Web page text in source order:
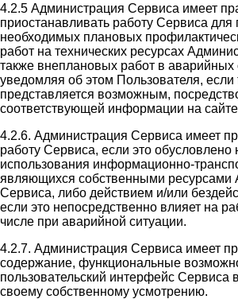
4.2.5 Администрация Сервиса имеет
приостанавливать работу Сервиса для
необходимых плановых
работ на технических ресурсах
также внеплановых работ в аварийных
уведомляя об этом Пользователя, если
представляется возможным,
соответствующей информации на
4.2.6. Администрация Сервиса имеет
работу Сервиса, если это
использования информационно-
являющихся собственными ресурсами
Сервиса, либо действием и/или
если это непосредственно влияет на
числе при аварийной ситуации.
4.2.7. Администрация Сервиса имеет
содержание, функциональные
пользовательский интерфейс Сервиса
своему собственному усмотрению.